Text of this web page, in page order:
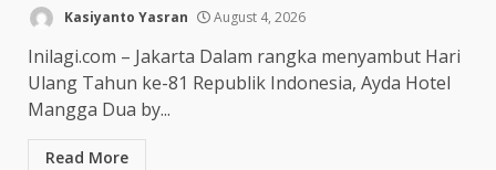
Kasiyanto Yasran August 4, 2026
Inilagi.com – Jakarta Dalam rangka menyambut Hari
Ulang Tahun ke-81 Republik Indonesia, Ayda Hotel
Mangga Dua by...
Read More